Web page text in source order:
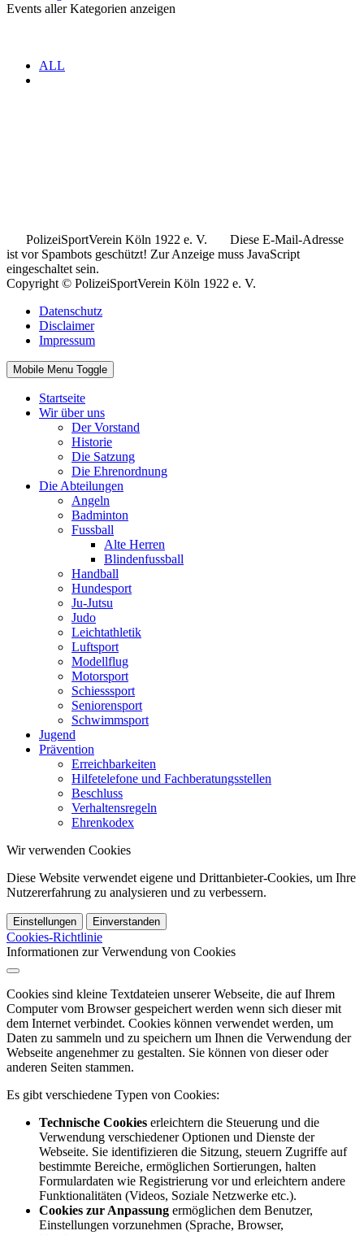
Events aller Kategorien anzeigen
ALL
PolizeiSportVerein Köln 1922 e. V.
Diese E-Mail-Adresse
ist vor Spambots geschützt! Zur Anzeige muss JavaScript
eingeschaltet sein.
Copyright © PolizeiSportVerein Köln 1922 e. V.
Datenschutz
Disclaimer
Impressum
Mobile Menu Toggle
Startseite
Wir über uns
Der Vorstand
Historie
Die Satzung
Die Ehrenordnung
Die Abteilungen
Angeln
Badminton
Fussball
Alte Herren
Blindenfussball
Handball
Hundesport
Ju-Jutsu
Judo
Leichtathletik
Luftsport
Modellflug
Motorsport
Schiesssport
Seniorensport
Schwimmsport
Jugend
Prävention
Erreichbarkeiten
Hilfetelefone und Fachberatungsstellen
Beschluss
Verhaltensregeln
Ehrenkodex
Wir verwenden Cookies
Diese Website verwendet eigene und Drittanbieter-Cookies, um Ihre
Nutzererfahrung zu analysieren und zu verbessern.
Einstellungen Einverstanden
Cookies-Richtlinie
Informationen zur Verwendung von Cookies
Cookies sind kleine Textdateien unserer Webseite, die auf Ihrem
Computer vom Browser gespeichert werden wenn sich dieser mit
dem Internet verbindet. Cookies können verwendet werden, um
Daten zu sammeln und zu speichern um Ihnen die Verwendung der
Webseite angenehmer zu gestalten. Sie können von dieser oder
anderen Seiten stammen.
Es gibt verschiedene Typen von Cookies:
Technische Cookies erleichtern die Steuerung und die
Verwendung verschiedener Optionen und Dienste der
Webseite. Sie identifizieren die Sitzung, steuern Zugriffe auf
bestimmte Bereiche, ermöglichen Sortierungen, halten
Formulardaten wie Registrierung vor und erleichtern andere
Funktionalitäten (Videos, Soziale Netzwerke etc.).
Cookies zur Anpassung ermöglichen dem Benutzer,
Einstellungen vorzunehmen (Sprache, Browser,